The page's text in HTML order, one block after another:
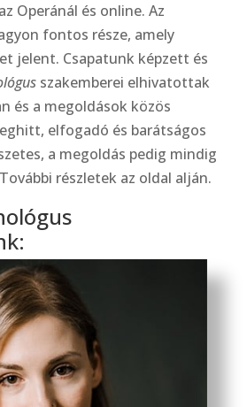
Operánál és online. Az
fontos része, amely
jelent. Csapatunk képzett és
szakemberei elhivatottak
és a megoldások közös
elfogadó és barátságos
a megoldás pedig mindig
részletek az oldal alján.